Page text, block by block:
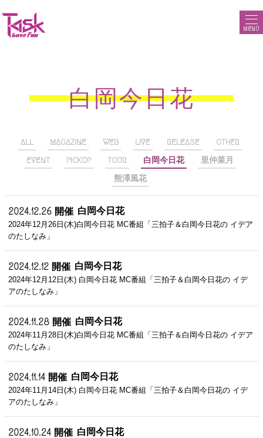
MENU
白岡今日花
ALL MAGAZINE WEB LIVE RELEASE OTHER
EVENT PICKUP TOUR 白岡今日花 里仲菜月
熊澤風花
2024.12.26 開催 白岡今日花
2024年12月26日(木)白岡今日花 MC番組「三拍子＆白岡今日花の イデア
のたしなみ」
2024.12.12 開催 白岡今日花
2024年12月12日(木) 白岡今日花 MC番組「三拍子＆白岡今日花の イデ
アのたしなみ」
2024.11.28 開催 白岡今日花
2024年11月28日(木)白岡今日花 MC番組「三拍子＆白岡今日花の イデア
のたしなみ」
2024.11.14 開催 白岡今日花
2024年11月14日(木) 白岡今日花 MC番組「三拍子＆白岡今日花の イデ
アのたしなみ」
2024.10.24 開催 白岡今日花